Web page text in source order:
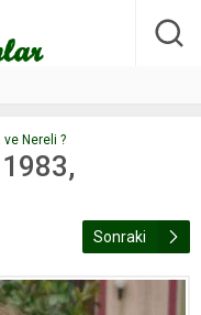
kaybetti
ve Nereli ?
Sonraki